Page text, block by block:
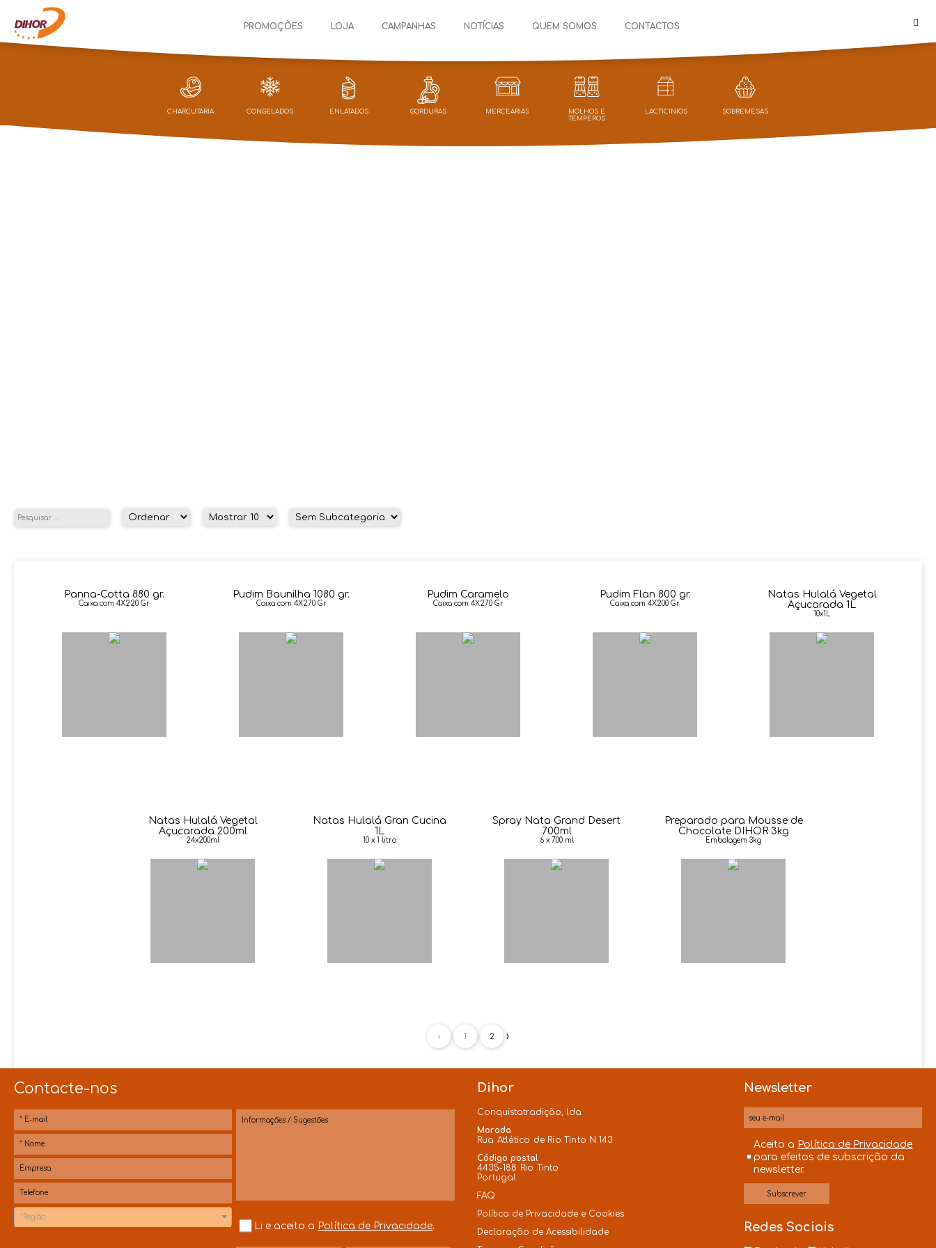
PROMOÇÕES LOJA CAMPANHAS NOTÍCIAS QUEM SOMOS CONTACTOS
CHARCUTARIA CONGELADOS ENLATADOS GORDURAS MERCEARIAS
MOLHOS E
TEMPEROS
LACTICINIOS SOBREMESAS
Panna-Cotta 880 gr.
Caixa com 4X220 Gr
Pudim Baunilha 1080 gr.
Caixa com 4X270 Gr
Pudim Caramelo
Caixa com 4X270 Gr
Pudim Flan 800 gr.
Caixa com 4X200 Gr
Natas Hulalá Vegetal
Açucarada 1L
10x1L
Natas Hulalá Vegetal
Açucarada 200ml
24x200ml
Natas Hulalá Gran Cucina
1L
10 x 1 litro
Spray Nata Grand Desert
700ml
6 x 700 ml
Preparado para Mousse de
Chocolate DIHOR 3kg
Embalagem 3kg
‹ 1 2 ›
Contacte-nos
*Região
Li e aceito a Política de Privacidade.
Dihor
Conquistatradição, lda
Morada
Rua Atlético de Rio Tinto N.143
Código postal
4435-188 Rio Tinto
Portugal
FAQ
Política de Privacidade e Cookies
Declaração de Acessibilidade
Newsletter
Aceito a Política de Privacidade
para efeitos de subscrição da
newsletter.
Redes Sociais